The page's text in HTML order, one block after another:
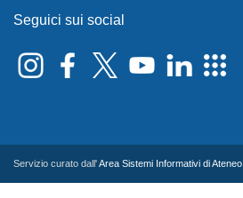
Seguici sui social
Servizio curato dall'Area Sistemi Informativi di Ateneo